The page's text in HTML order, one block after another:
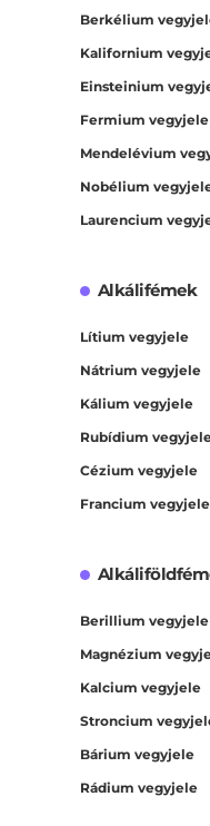
Berkélium
Kalifornium
Einsteinium
Fermium vegyjele
Mendelévium
Nobélium
Laurencium
Alkálifémek
Lítium vegyjele
Nátrium vegyjele
Kálium vegyjele
Rubídium
Cézium vegyjele
Francium vegyjele
Berillium vegyjele
Magnézium
Kalcium vegyjele
Stroncium
Bárium vegyjele
Rádium vegyjele